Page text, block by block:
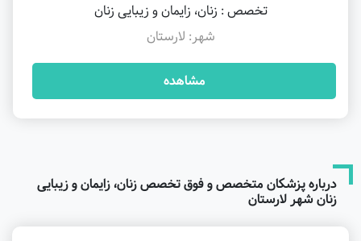
تخصص : زنان، زایمان و زیبایی زنان
شهر: لارستان
مشاهده
درباره پزشکان متخصص و فوق تخصص زنان، زایمان و زیبایی
زنان شهر لارستان